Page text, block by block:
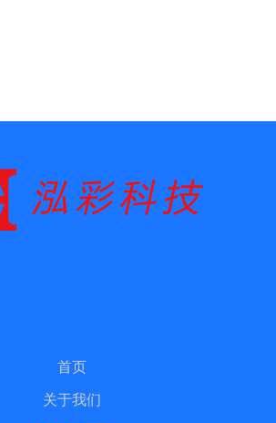
首页
关于我们